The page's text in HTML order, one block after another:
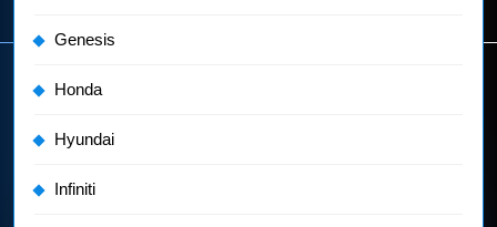
Genesis
Honda
Hyundai
Infiniti